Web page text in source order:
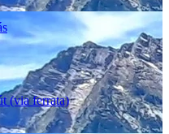
(via ferrata)